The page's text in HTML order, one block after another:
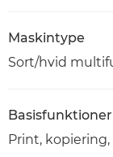
Maskintype
Sort/hvid
Basisfunktioner
Print,